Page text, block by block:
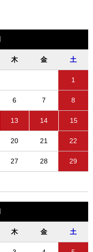
木 金 土
1
6 7 8
13 14 15
20 21 22
27 28 29
木 金 土